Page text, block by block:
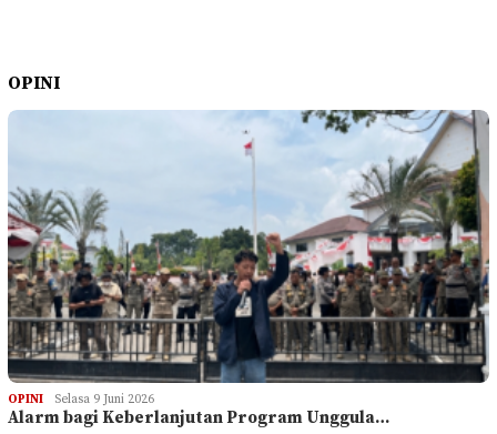
OPINI
OPINI Selasa 9 Juni 2026
Alarm bagi Keberlanjutan Program Unggula…